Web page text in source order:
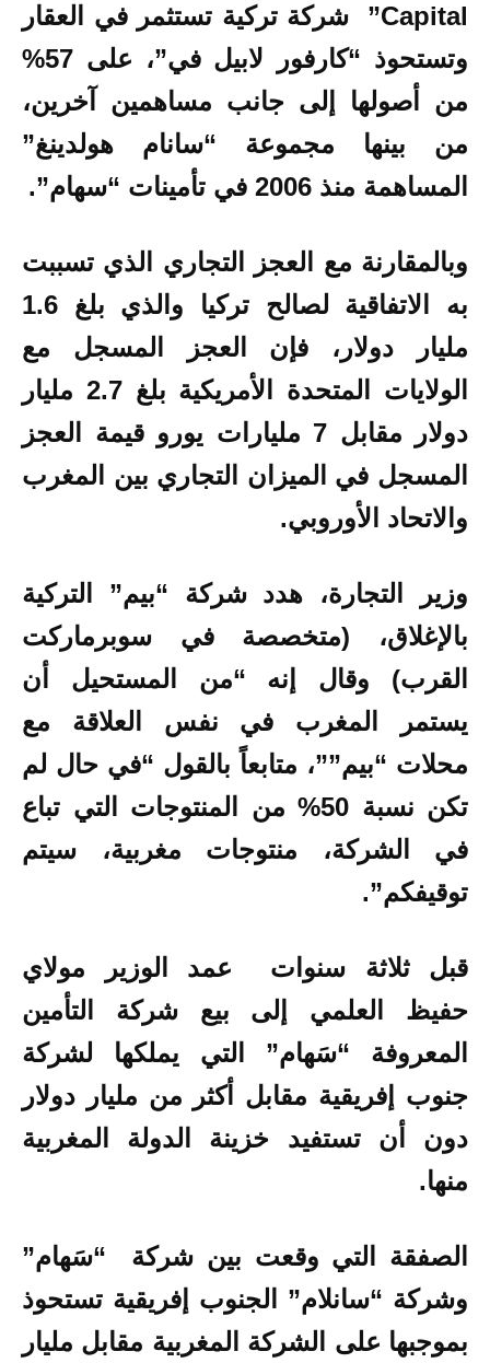
Capital” شركة تركية تستثمر في العقار
وتستحوذ “كارفور لابيل في”، على 57%
من أصولها إلى جانب مساهمين آخرين،
من بينها مجموعة “سانام هولدينغ”
المساهمة منذ 2006 في تأمينات “سهام”.
وبالمقارنة مع العجز التجاري الذي تسببت
به الاتفاقية لصالح تركيا والذي بلغ 1.6
مليار دولار، فإن العجز المسجل مع
الولايات المتحدة الأمريكية بلغ 2.7 مليار
دولار مقابل 7 مليارات يورو قيمة العجز
المسجل في الميزان التجاري بين المغرب
والاتحاد الأوروبي.
وزير التجارة، هدد شركة “بيم” التركية
بالإغلاق، (متخصصة في سوبرماركت
القرب) وقال إنه “من المستحيل أن
يستمر المغرب في نفس العلاقة مع
محلات “بيم””، متابعاً بالقول “في حال لم
تكن نسبة 50% من المنتوجات التي تباع
في الشركة، منتوجات مغربية، سيتم
توقيفكم”.
قبل ثلاثة سنوات عمد الوزير مولاي
حفيظ العلمي إلى بيع شركة التأمين
المعروفة “سَهام” التي يملكها لشركة
جنوب إفريقية مقابل أكثر من مليار دولار
دون أن تستفيد خزينة الدولة المغربية
منها.
الصفقة التي وقعت بين شركة “سَهام”
وشركة “سانلام” الجنوب إفريقية تستحوذ
بموجبها على الشركة المغربية مقابل مليار